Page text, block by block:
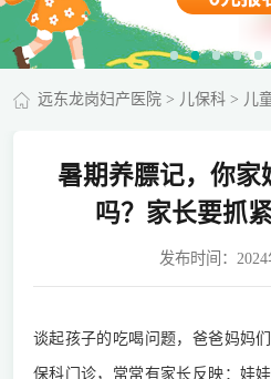
远东龙岗妇产医院> 儿保科> 儿
暑期养膘记，你家
吗？家长要抓
发布时间：2024
谈起孩子的吃喝问题，爸爸妈妈
保科门诊，常常有家长反映：娃